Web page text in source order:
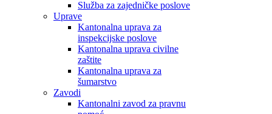
Služba za zajedničke poslove
Uprave
Kantonalna uprava za
inspekcijske poslove
Kantonalna uprava civilne
zaštite
Kantonalna uprava za
šumarstvo
Zavodi
Kantonalni zavod za pravnu